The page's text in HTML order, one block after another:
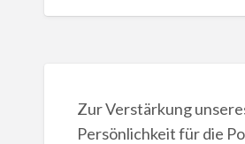
Zur Verstärkung
Persönlichkeit für die